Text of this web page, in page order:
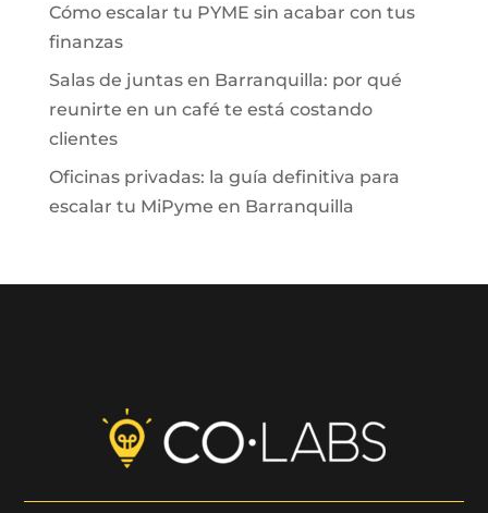
Cómo escalar tu PYME sin acabar con tus
finanzas
Salas de juntas en Barranquilla: por qué
reunirte en un café te está costando
clientes
Oficinas privadas: la guía definitiva para
escalar tu MiPyme en Barranquilla